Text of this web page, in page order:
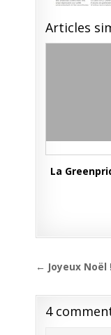
Articles
La
de
l’article
← Joyeux Noël !
4